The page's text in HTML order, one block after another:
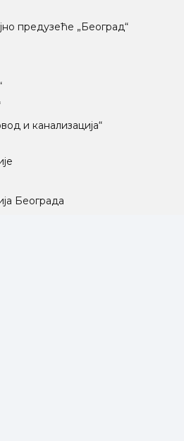
предузеће „Београд“
и канализација“
Београда